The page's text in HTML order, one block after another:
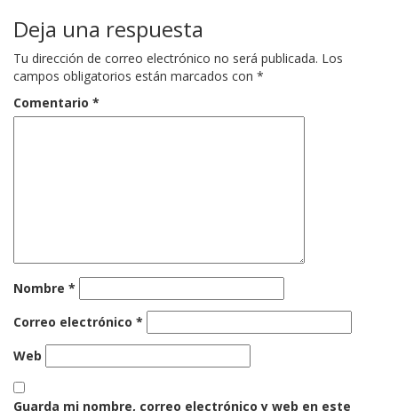
Deja una respuesta
Tu dirección de correo electrónico no será publicada. Los
campos obligatorios están marcados con *
Comentario *
Nombre *
Correo electrónico *
Web
Guarda mi nombre, correo electrónico y web en este